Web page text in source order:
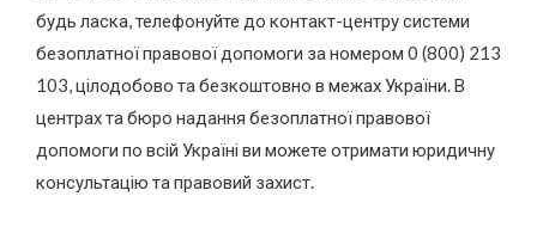
будь ласка, телефонуйте до контакт-центру системи
безоплатної правової допомоги за номером 0 (800) 213
103, цілодобово та безкоштовно в межах України. В
центрах та бюро надання безоплатної правової
допомоги по всій Україні ви можете отримати юридичну
консультацію та правовий захист.